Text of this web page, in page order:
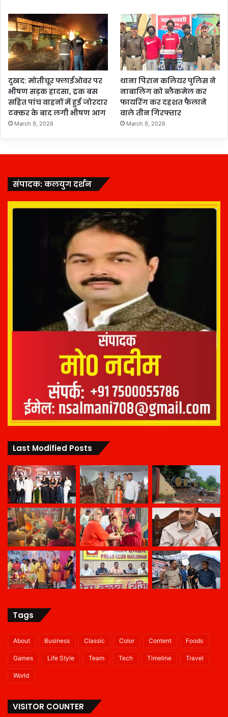
दुखद: मोतीचूर फ्लाईओवर पर
भीषण सड़क हादसा, ट्रक बस
सहित पांच वाहनों में हुई जोरदार
टक्कर के बाद लगी भीषण आग
March 9, 2026
थाना पिरान कलियर पुलिस ने
नाबालिग को ब्लैकमेल कर
फायरिंग कर दहशत फैलाने
वाले तीन गिरफ्तार
March 9, 2026
संपादक: कलयुग दर्शन
Last Modified Posts
Tags
About Business Classic Color Content Foods
Games Life Style Team Tech Timeline Travel
World
VISITOR COUNTER